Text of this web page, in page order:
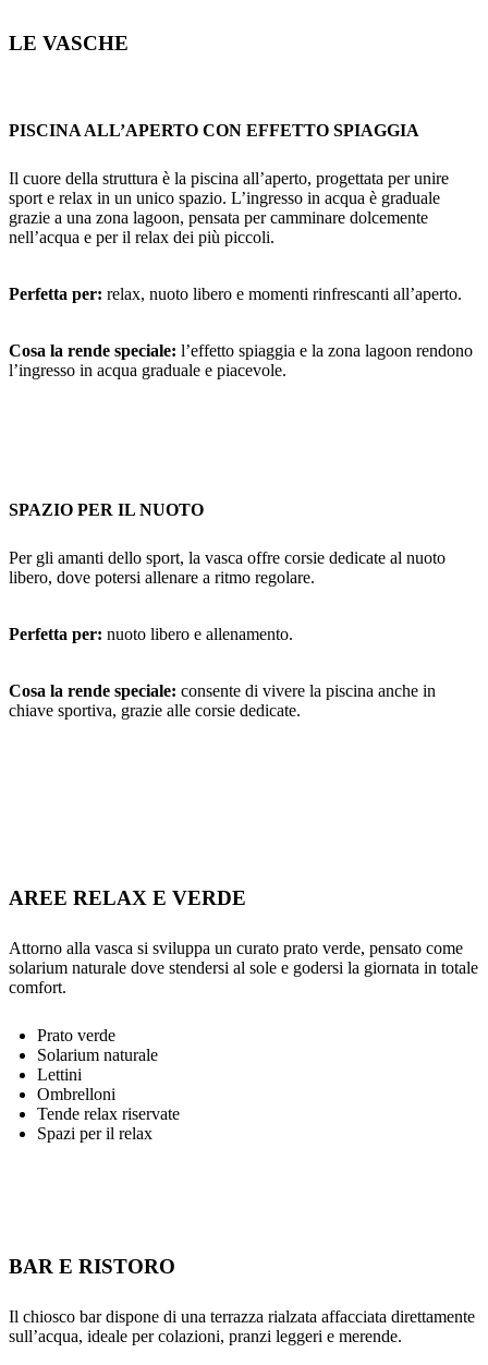
LE VASCHE
PISCINA ALL’APERTO CON EFFETTO SPIAGGIA
Il cuore della struttura è la piscina all’aperto, progettata per unire
sport e relax in un unico spazio. L’ingresso in acqua è graduale
grazie a una zona lagoon, pensata per camminare dolcemente
nell’acqua e per il relax dei più piccoli.
Perfetta per: relax, nuoto libero e momenti rinfrescanti all’aperto.
Cosa la rende speciale: l’effetto spiaggia e la zona lagoon rendono
l’ingresso in acqua graduale e piacevole.
SPAZIO PER IL NUOTO
Per gli amanti dello sport, la vasca offre corsie dedicate al nuoto
libero, dove potersi allenare a ritmo regolare.
Perfetta per: nuoto libero e allenamento.
Cosa la rende speciale: consente di vivere la piscina anche in
chiave sportiva, grazie alle corsie dedicate.
AREE RELAX E VERDE
Attorno alla vasca si sviluppa un curato prato verde, pensato come
solarium naturale dove stendersi al sole e godersi la giornata in totale
comfort.
Prato verde
Solarium naturale
Lettini
Ombrelloni
Tende relax riservate
Spazi per il relax
BAR E RISTORO
Il chiosco bar dispone di una terrazza rialzata affacciata direttamente
sull’acqua, ideale per colazioni, pranzi leggeri e merende.